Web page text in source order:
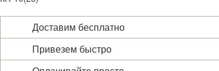
Доставим бесплатно
Привезем быстро